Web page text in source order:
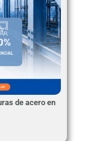
de acero en